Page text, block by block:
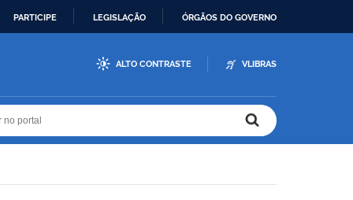
PARTICIPE LEGISLAÇÃO ÓRGÃOS DO GOVERNO
ALTO CONTRASTE VLIBRAS